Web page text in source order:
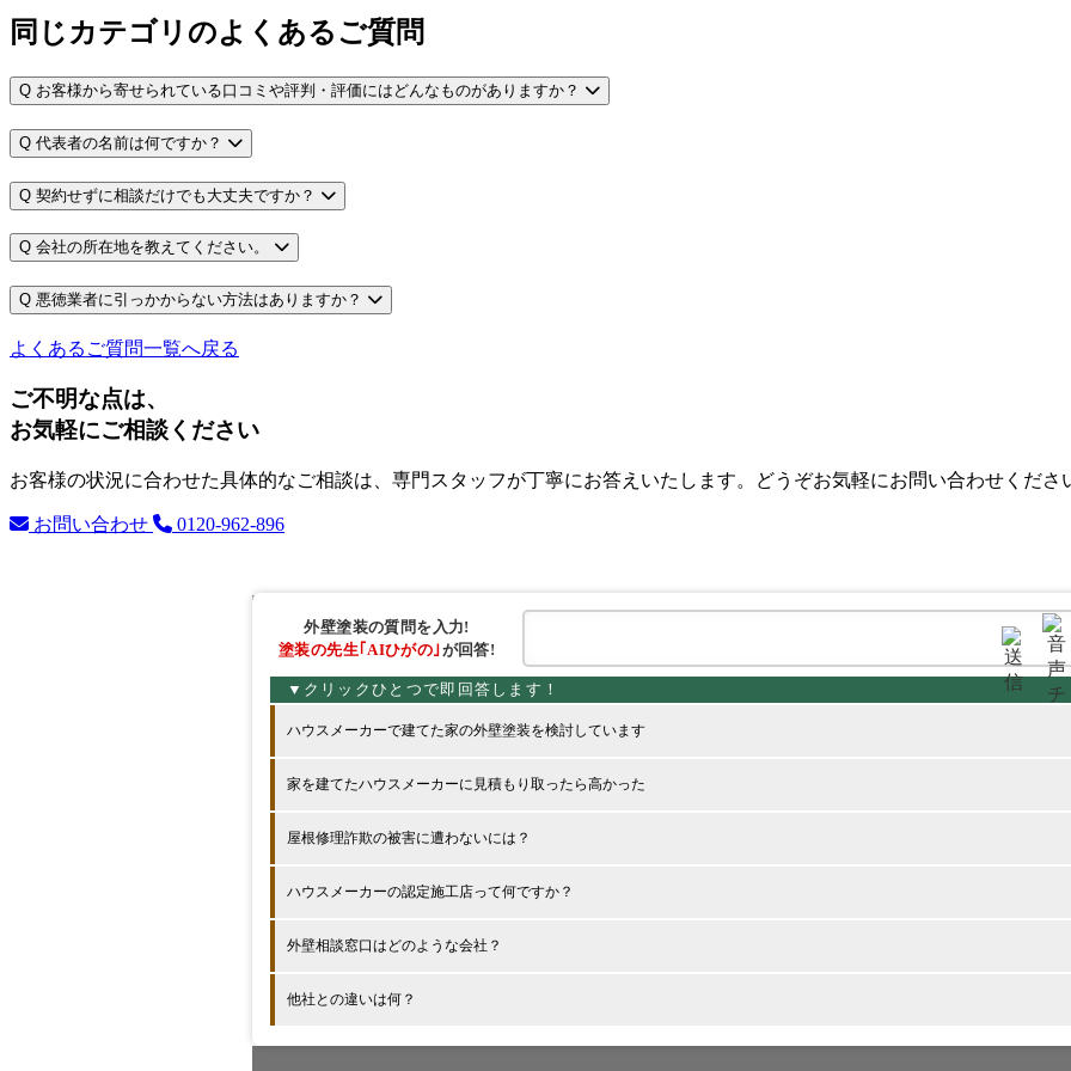
同じカテゴリのよくあるご質問
Q お客様から寄せられている口コミや評判・評価にはどんなものがありますか？
Q 代表者の名前は何ですか？
Q 契約せずに相談だけでも大丈夫ですか？
Q 会社の所在地を教えてください。
Q 悪徳業者に引っかからない方法はありますか？
よくあるご質問一覧へ戻る
ご不明な点は、
お気軽にご相談ください
お客様の状況に合わせた具体的なご相談は、専門スタッフが丁寧にお答えいたします。どうぞお気軽にお問い合わせくださ
お問い合わせ 0120-962-896
外壁塗装の質問を入力!
塗装の先生｢AIひがの｣ が回答!
ハウスメーカーで建てた家の外壁塗装を検討しています
家を建てたハウスメーカーに見積もり取ったら高かった
屋根修理詐欺の被害に遭わないには？
ハウスメーカーの認定施工店って何ですか？
外壁相談窓口はどのような会社？
他社との違いは何？